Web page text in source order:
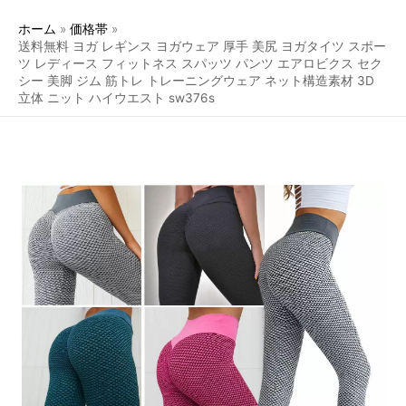
ホーム
価格帯
送料無料 ヨガ レギンス ヨガウェア 厚手 美尻 ヨガタイツ スポー
ツ レディース フィットネス スパッツ パンツ エアロビクス セク
シー 美脚 ジム 筋トレ トレーニングウェア ネット構造素材 3D
立体 ニット ハイウエスト sw376s